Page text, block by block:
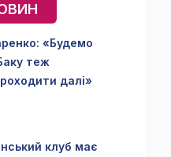
«Будемо
теж
далі»
клуб має